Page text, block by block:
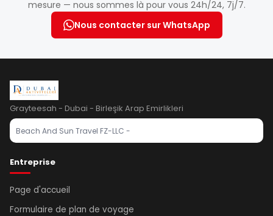
mesure — nous sommes là pour vous 24h/24, 7j/7.
Nous contacter sur WhatsApp
Grayteesah - Dubai - Birleşik Arap Emirlikleri
Beach And Sun Travel FZ-LLC -
Entreprise
Page d'accueil
Formulaire de plan de voyage